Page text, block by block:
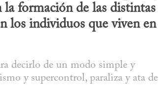
la formación de las distintas
los individuos que viven en
decirlo de un modo simple y
y supercontrol, paraliza y ata de